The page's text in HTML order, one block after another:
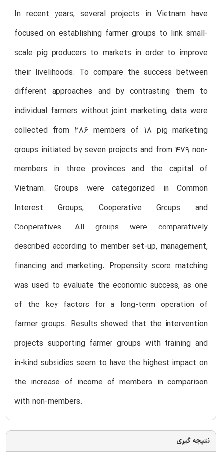
In recent years, several projects in Vietnam have
focused on establishing farmer groups to link small-
scale pig producers to markets in order to improve
their livelihoods. To compare the success between
different approaches and by contrasting them to
individual farmers without joint marketing, data were
collected from 286 members of 18 pig marketing
groups initiated by seven projects and from 479 non-
members in three provinces and the capital of
Vietnam. Groups were categorized in Common
Interest Groups, Cooperative Groups and
Cooperatives. All groups were comparatively
described according to member set-up, management,
financing and marketing. Propensity score matching
was used to evaluate the economic success, as one
of the key factors for a long-term operation of
farmer groups. Results showed that the intervention
projects supporting farmer groups with training and
in-kind subsidies seem to have the highest impact on
the increase of income of members in comparison
with non-members.
نتیجه گیری